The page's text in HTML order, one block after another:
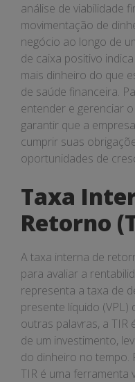
análise de viabilidade
movimentação de
negócio ao longo de
de caixa positivo
mais dinheiro do que
de saúde financeira.
entender e gerenciar
garantir que a
cumprir suas
oportunidades de
Taxa
Retorno
A taxa interna de
para avaliar a
representa a taxa de
presente líquido (VPL)
outras palavras, a
de um investimento,
do dinheiro no tempo.
TIR é uma ferramenta